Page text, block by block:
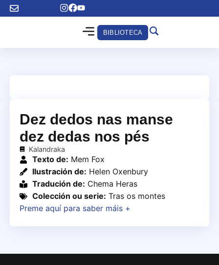
BIBLIOTECA
Dez dedos nas manse
dez dedas nos pés
Kalandraka
Texto de: Mem Fox
Ilustración de: Helen Oxenbury
Tradución de: Chema Heras
Colección ou serie: Tras os montes
Preme aquí para saber máis +